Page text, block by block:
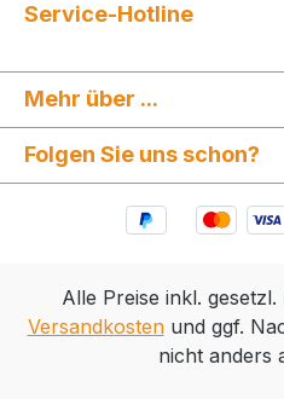
Service-Hotline
Mehr über ...
Folgen Sie uns schon?
Alle Preise inkl.
Versandkostenund ggf.
nicht anders